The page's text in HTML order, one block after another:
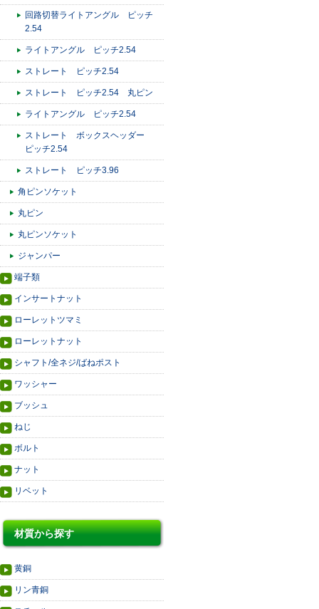
回路切替ライトアングル ピッチ
2.54
ライトアングル ピッチ2.54
ストレート ピッチ2.54
ストレート ピッチ2.54 丸ピン
ライトアングル ピッチ2.54
ストレート ボックスヘッダー
ピッチ2.54
ストレート ピッチ3.96
角ピンソケット
丸ピン
丸ピンソケット
ジャンパー
端子類
インサートナット
ローレットツマミ
ローレットナット
シャフト/全ネジ/ばねポスト
ワッシャー
ブッシュ
ねじ
ボルト
ナット
リベット
材質から探す
黄銅
リン青銅